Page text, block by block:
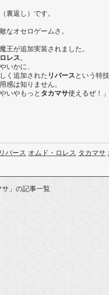
裏返し）です。
なオセロゲームさ。
王が追加実装されました。
レス。
いかに、
く追加された リバースという特
感は知りません。
いやもっと タカマサ使えるぜ！
リバース オムド・ロレス タカマサ
サ」の記事一覧